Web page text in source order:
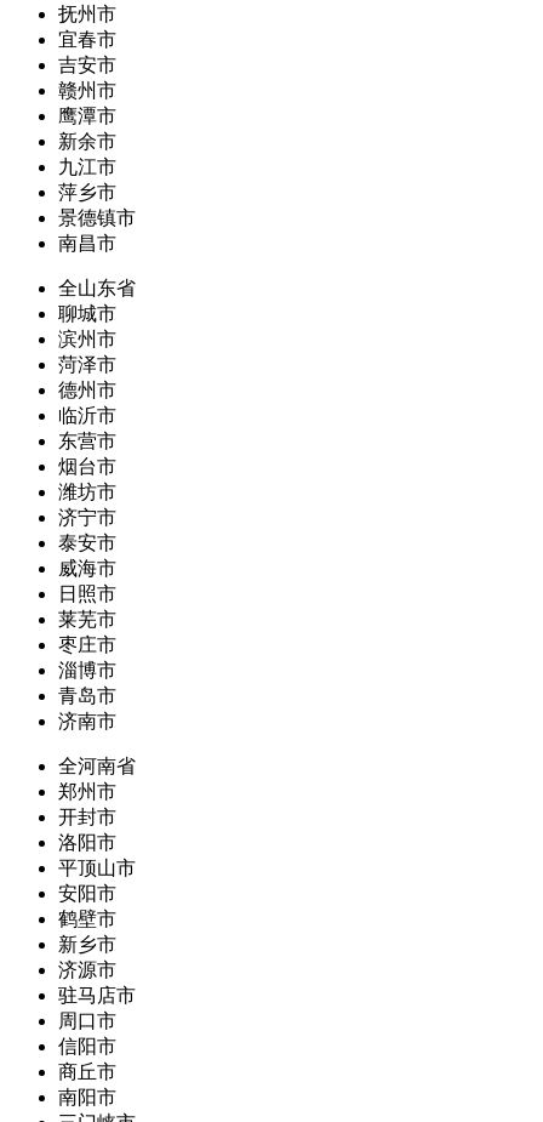
抚州市
宜春市
吉安市
赣州市
鹰潭市
新余市
九江市
萍乡市
景德镇市
南昌市
全山东省
聊城市
滨州市
菏泽市
德州市
临沂市
东营市
烟台市
潍坊市
济宁市
泰安市
威海市
日照市
莱芜市
枣庄市
淄博市
青岛市
济南市
全河南省
郑州市
开封市
洛阳市
平顶山市
安阳市
鹤壁市
新乡市
济源市
驻马店市
周口市
信阳市
商丘市
南阳市